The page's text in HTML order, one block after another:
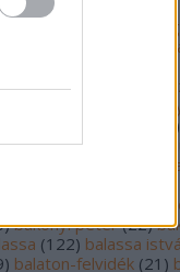
6p (26
) alves de sousa
)
(39) ascheri
) bakonyi péter (22)
(122) balassa
) balaton-felvidék (21 )